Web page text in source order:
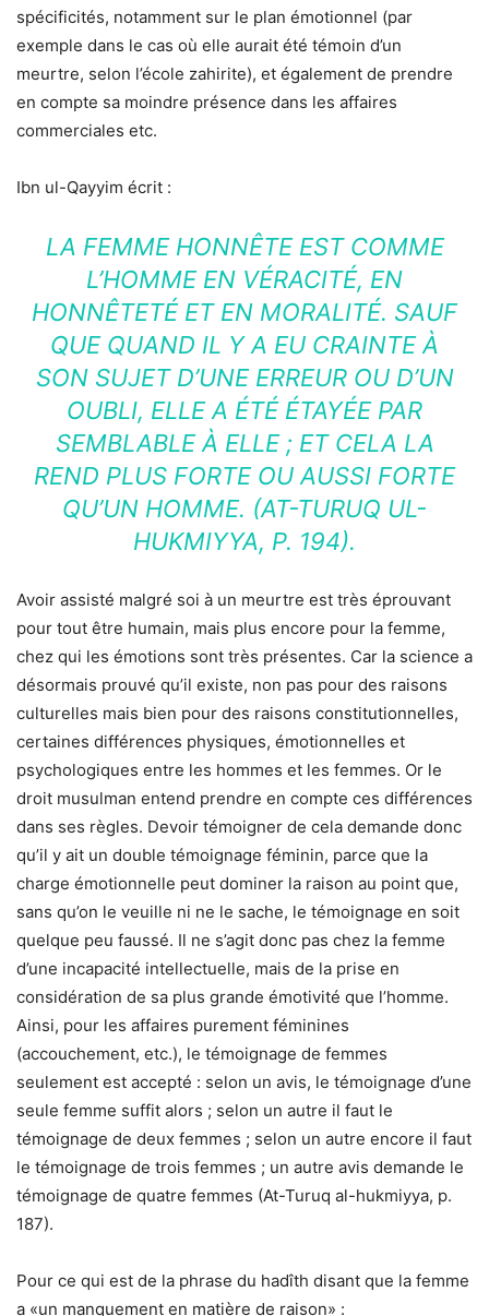
spécificités, notamment sur le plan émotionnel (par
exemple dans le cas où elle aurait été témoin d’un
meurtre, selon l’école zahirite), et également de prendre
en compte sa moindre présence dans les affaires
commerciales etc.
Ibn ul-Qayyim écrit :
LA FEMME HONNÊTE EST COMME
L’HOMME EN VÉRACITÉ, EN
HONNÊTETÉ ET EN MORALITÉ. SAUF
QUE QUAND IL Y A EU CRAINTE À
SON SUJET D’UNE ERREUR OU D’UN
OUBLI, ELLE A ÉTÉ ÉTAYÉE PAR
SEMBLABLE À ELLE ; ET CELA LA
REND PLUS FORTE OU AUSSI FORTE
QU’UN HOMME. (AT-TURUQ UL-
HUKMIYYA, P. 194).
Avoir assisté malgré soi à un meurtre est très éprouvant
pour tout être humain, mais plus encore pour la femme,
chez qui les émotions sont très présentes. Car la science a
désormais prouvé qu’il existe, non pas pour des raisons
culturelles mais bien pour des raisons constitutionnelles,
certaines différences physiques, émotionnelles et
psychologiques entre les hommes et les femmes. Or le
droit musulman entend prendre en compte ces différences
dans ses règles. Devoir témoigner de cela demande donc
qu’il y ait un double témoignage féminin, parce que la
charge émotionnelle peut dominer la raison au point que,
sans qu’on le veuille ni ne le sache, le témoignage en soit
quelque peu faussé. Il ne s’agit donc pas chez la femme
d’une incapacité intellectuelle, mais de la prise en
considération de sa plus grande émotivité que l’homme.
Ainsi, pour les affaires purement féminines
(accouchement, etc.), le témoignage de femmes
seulement est accepté : selon un avis, le témoignage d’une
seule femme suffit alors ; selon un autre il faut le
témoignage de deux femmes ; selon un autre encore il faut
le témoignage de trois femmes ; un autre avis demande le
témoignage de quatre femmes (At-Turuq al-hukmiyya, p.
187).
Pour ce qui est de la phrase du hadîth disant que la femme
a «un manquement en matière de raison» :